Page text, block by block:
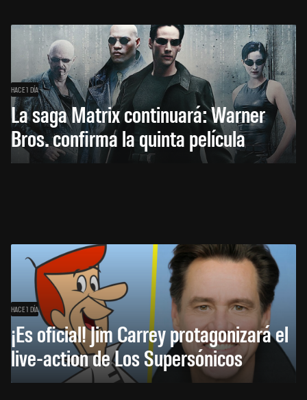
HACE 1 DÍA
La saga Matrix continuará: Warner
Bros. confirma la quinta película
HACE 1 DÍA
¡Es oficial! Jim Carrey protagonizará el
live-action de Los Supersónicos